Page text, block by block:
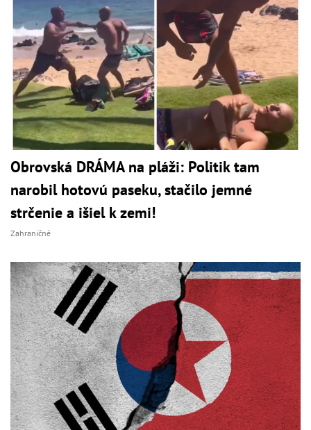
Obrovská DRÁMA na pláži: Politik tam
narobil hotovú paseku, stačilo jemné
strčenie a išiel k zemi!
Zahraničné